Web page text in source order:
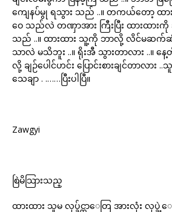
ကျေနပ်မွု ရသွား သည် ..။ တကယ်တော့ ထား
ဝေ သည်လဲ တဏှာအား ကြီးပြီး ထားထားကို
သည် ..။ ထားထား သူ့ကို ဘာလို့ လိင်မဆက်ဆံ
သာလဲ မသိဘူး ..။ ရိုးအီ သွားတာလား ..။ နေ့
လို့ ချဉ်ပေါင်ဟင်း ပြောင်းစားချင်တာလား
သေချာ . .……ပြီးပါပြီ။
Zawgyi
စြဲမိသြားသည္
ထားထား သူမ လုပ္ခ်င္တာေတြ အားလုံး လုပ္